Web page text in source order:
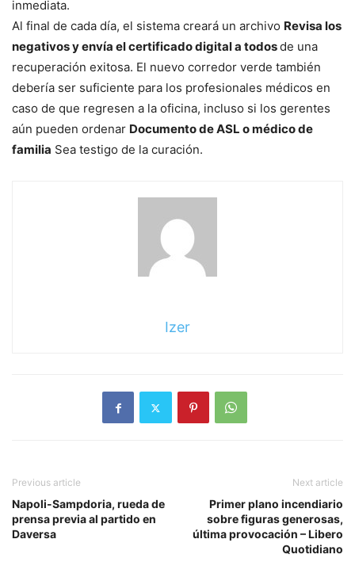
inmediata.
Al final de cada día, el sistema creará un archivo Revisa los
negativos y envía el certificado digital a todosde una
recuperación exitosa. El nuevo corredor verde también
debería ser suficiente para los profesionales médicos en
caso de que regresen a la oficina, incluso si los gerentes
aún pueden ordenar Documento de ASL o médico de
familia Sea testigo de la curación.
Izer
Previous article
Napoli-Sampdoria, rueda de
prensa previa al partido en
Daversa
Next article
Primer plano incendiario
sobre figuras generosas,
última provocación – Libero
Quotidiano